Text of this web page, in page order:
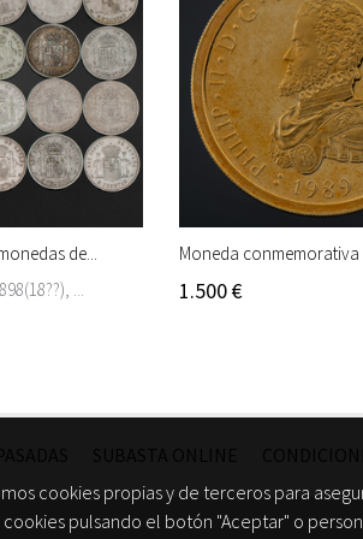
de...
...
Moneda conmemorativa
1.500 €
cookies propias y de terceros para
pulsando el botón "Aceptar" o